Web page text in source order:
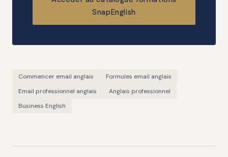
SnapEnglish
Commencer email anglais
Formules email anglais
Email professionnel anglais
Anglais professionnel
Business English